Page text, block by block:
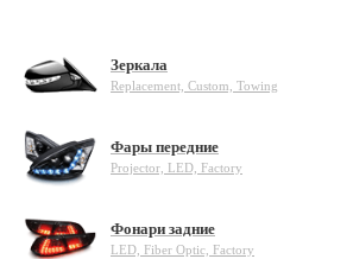
Зеркала
Replacement, Custom, Towing
Фары передние
Projector, LED, Factory
Фонари задние
LED, Fiber Optic, Factory